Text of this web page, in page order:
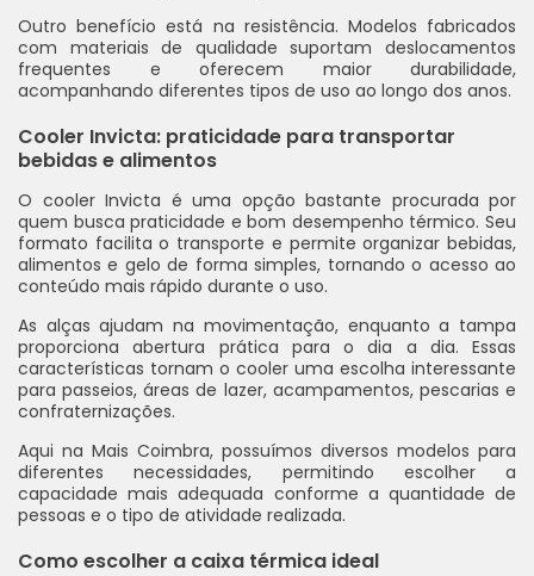
Outro benefício está na resistência. Modelos fabricados
com materiais de qualidade suportam deslocamentos
frequentes e oferecem maior durabilidade,
acompanhando diferentes tipos de uso ao longo dos anos.
Cooler Invicta: praticidade para transportar
bebidas e alimentos
O cooler Invicta é uma opção bastante procurada por
quem busca praticidade e bom desempenho térmico. Seu
formato facilita o transporte e permite organizar bebidas,
alimentos e gelo de forma simples, tornando o acesso ao
conteúdo mais rápido durante o uso.
As alças ajudam na movimentação, enquanto a tampa
proporciona abertura prática para o dia a dia. Essas
características tornam o cooler uma escolha interessante
para passeios, áreas de lazer, acampamentos, pescarias e
confraternizações.
Aqui na Mais Coimbra, possuímos diversos modelos para
diferentes necessidades, permitindo escolher a
capacidade mais adequada conforme a quantidade de
pessoas e o tipo de atividade realizada.
Como escolher a caixa térmica ideal